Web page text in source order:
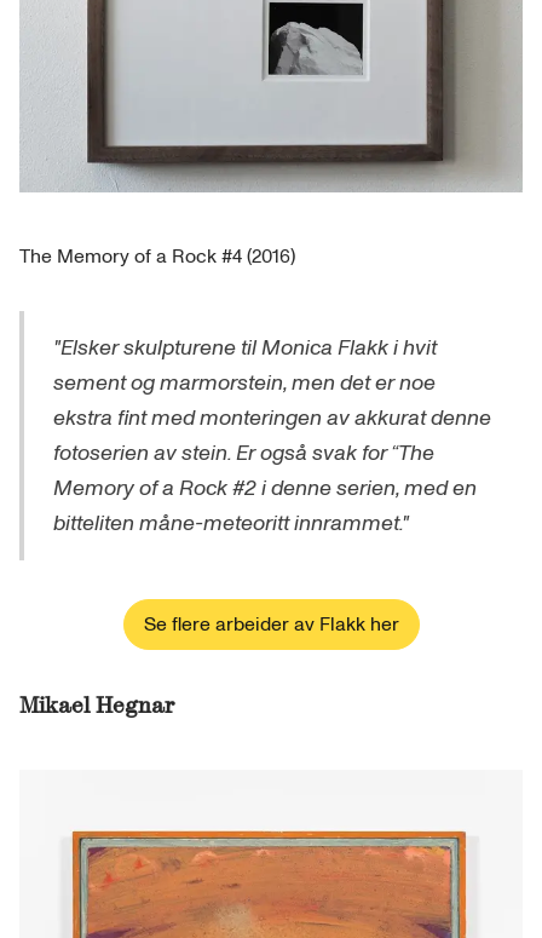
The Memory of a Rock #4 (2016)
"Elsker skulpturene til Monica Flakk i hvit
sement og marmorstein, men det er noe
ekstra fint med monteringen av akkurat denne
fotoserien av stein. Er også svak for “The
Memory of a Rock #2 i denne serien, med en
bitteliten måne-meteoritt innrammet."
Se flere arbeider av Flakk her
Mikael Hegnar